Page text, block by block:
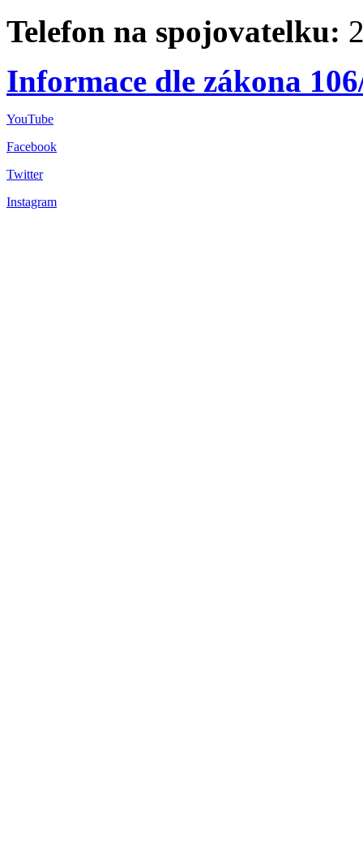
Telefon na spojovatelku:
Informace dle zákona
YouTube
Facebook
Twitter
Instagram